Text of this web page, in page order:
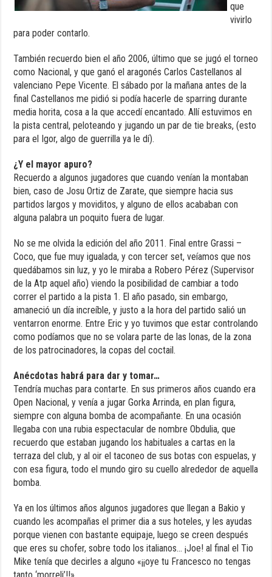
que
vivirlo
para poder contarlo.
También recuerdo bien el año 2006, último que se jugó el torneo
como Nacional, y que ganó el aragonés Carlos Castellanos al
valenciano Pepe Vicente. El sábado por la mañana antes de la
final Castellanos me pidió si podía hacerle de sparring durante
media horita, cosa a la que accedí encantado. Allí estuvimos en
la pista central, peloteando y jugando un par de tie breaks, (esto
para el Igor, algo de guerrilla ya le dí).
¿Y el mayor apuro?
Recuerdo a algunos jugadores que cuando venían la montaban
bien, caso de Josu Ortiz de Zarate, que siempre hacia sus
partidos largos y moviditos, y alguno de ellos acababan con
alguna palabra un poquito fuera de lugar.
No se me olvida la edición del año 2011. Final entre Grassi –
Coco, que fue muy igualada, y con tercer set, veíamos que nos
quedábamos sin luz, y yo le miraba a Robero Pérez (Supervisor
de la Atp aquel año) viendo la posibilidad de cambiar a todo
correr el partido a la pista 1. El año pasado, sin embargo,
amaneció un día increíble, y justo a la hora del partido salió un
ventarron enorme. Entre Eric y yo tuvimos que estar controlando
como podíamos que no se volara parte de las lonas, de la zona
de los patrocinadores, la copas del coctail.
Anécdotas habrá para dar y tomar…
Tendría muchas para contarte. En sus primeros años cuando era
Open Nacional, y venía a jugar Gorka Arrinda, en plan figura,
siempre con alguna bomba de acompañante. En una ocasión
llegaba con una rubia espectacular de nombre Obdulia, que
recuerdo que estaban jugando los habituales a cartas en la
terraza del club, y al oir el taconeo de sus botas con espuelas, y
con esa figura, todo el mundo giro su cuello alrededor de aquella
bomba.
Ya en los últimos años algunos jugadores que llegan a Bakio y
cuando les acompañas el primer dia a sus hoteles, y les ayudas
porque vienen con bastante equipaje, luego se creen después
que eres su chofer, sobre todo los italianos… ¡Joe! al final el Tio
Mike tenía que decirles a alguno «¡¡oye tu Francesco no tengas